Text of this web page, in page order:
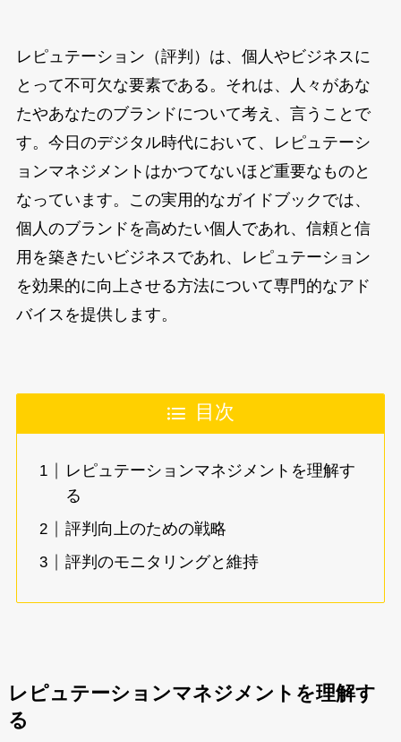
レピュテーション（評判）は、個人やビジネスに
とって不可欠な要素である。それは、人々があな
たやあなたのブランドについて考え、言うことで
す。今日のデジタル時代において、レピュテーシ
ョンマネジメントはかつてないほど重要なものと
なっています。この実用的なガイドブックでは、
個人のブランドを高めたい個人であれ、信頼と信
用を築きたいビジネスであれ、レピュテーション
を効果的に向上させる方法について専門的なアド
バイスを提供します。
目次
レピュテーションマネジメントを理解す
る
評判向上のための戦略
評判のモニタリングと維持
レピュテーションマネジメントを理解す
る